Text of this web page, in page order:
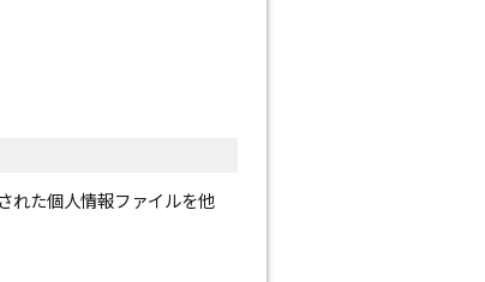
れた個人情報ファイルを他